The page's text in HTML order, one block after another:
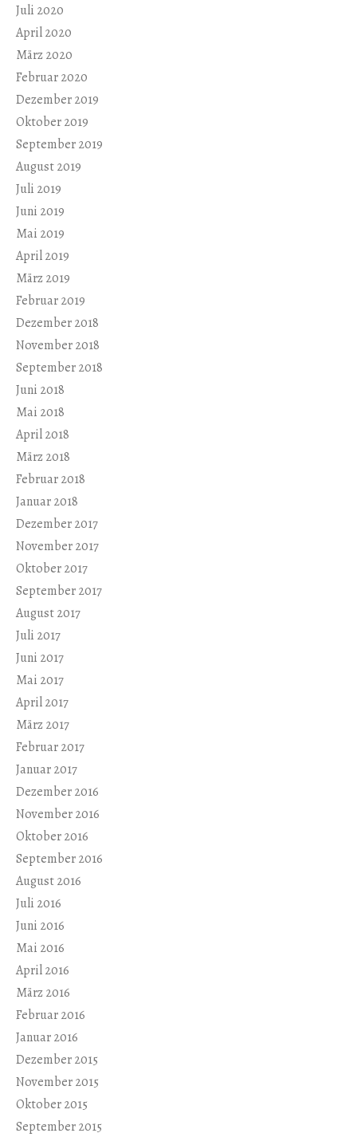
Juli 2020
April 2020
März 2020
Februar 2020
Dezember 2019
Oktober 2019
September 2019
August 2019
Juli 2019
Juni 2019
Mai 2019
April 2019
März 2019
Februar 2019
Dezember 2018
November 2018
September 2018
Juni 2018
Mai 2018
April 2018
März 2018
Februar 2018
Januar 2018
Dezember 2017
November 2017
Oktober 2017
September 2017
August 2017
Juli 2017
Juni 2017
Mai 2017
April 2017
März 2017
Februar 2017
Januar 2017
Dezember 2016
November 2016
Oktober 2016
September 2016
August 2016
Juli 2016
Juni 2016
Mai 2016
April 2016
März 2016
Februar 2016
Januar 2016
Dezember 2015
November 2015
Oktober 2015
September 2015